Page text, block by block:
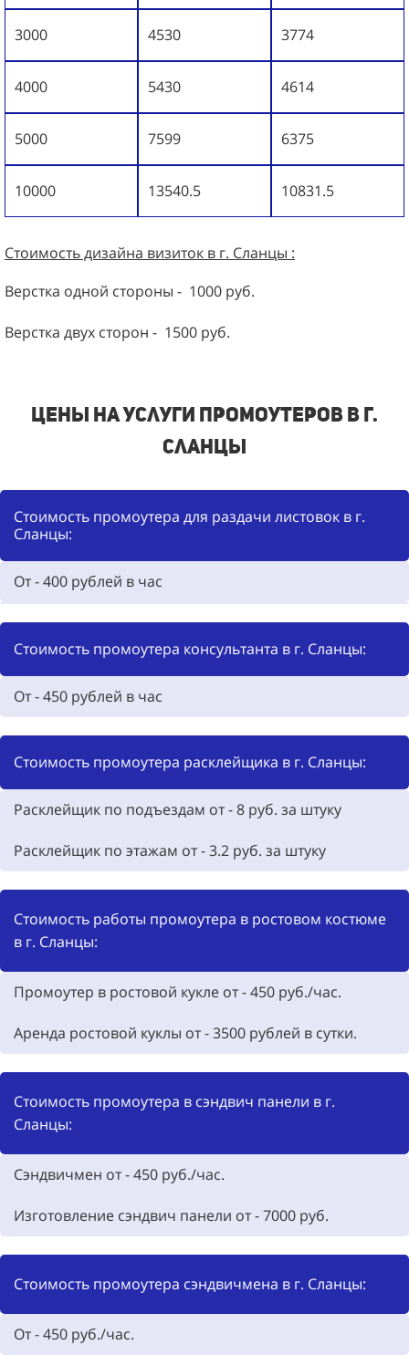
3000 4530 3774
4000 5430 4614
5000 7599 6375
10000 13540.5 10831.5
Стоимость дизайна визиток в г. Сланцы :
Верстка одной стороны - 1000 руб.
Верстка двух сторон - 1500 руб.
Цены на услуги промоутеров в г.
Сланцы
Стоимость промоутера для раздачи листовок в г.
Сланцы:
От - 400 рублей в час
Стоимость промоутера консультанта в г. Сланцы:
От - 450 рублей в час
Стоимость промоутера расклейщика в г. Сланцы:
Расклейщик по подъездам от - 8 руб. за штуку
Расклейщик по этажам от - 3.2 руб. за штуку
Стоимость работы промоутера в ростовом костюме
в г. Сланцы:
Промоутер в ростовой кукле от -450 руб./час.
Аренда ростовой куклы от -3500 рублей в сутки.
Стоимость промоутера в сэндвич панели в г.
Сланцы:
Сэндвичмен от - 450 руб./час.
Изготовление сэндвич панели от -7000 руб.
Стоимость промоутера сэндвичмена в г. Сланцы:
От - 450 руб./час.